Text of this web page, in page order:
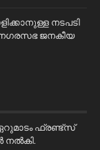
നടപടി
നഗരസഭ ജനകീയ
ഫ്രണ്ട്സ്
നൽകി.